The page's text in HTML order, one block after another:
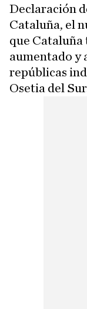
Declaración
Cataluña, el
que Cataluña
aumentado y
repúblicas
Osetia del